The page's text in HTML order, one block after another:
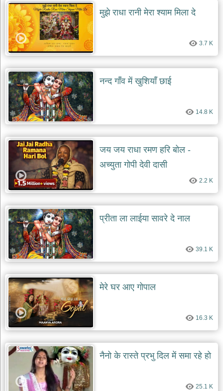
शनि
देव
भजन
shani
dev
bhajans
आज
का
भजन
bhajan
of
the
day
जोड़ें
add
bhajans
मुझे राधा रानी मेरा श्याम मिला दे
3.7 K
नन्द गाँव में खुशियाँ छाई
14.8 K
जय जय राधा रमण हरि बोल -
अच्युता गोपी देवी दासी
2.2 K
प्रीता ला लाईया सावरे दे नाल
39.1 K
मेरे घर आए गोपाल
16.3 K
नैनो के रास्ते प्रभु दिल में समा रहे हो
25.1 K